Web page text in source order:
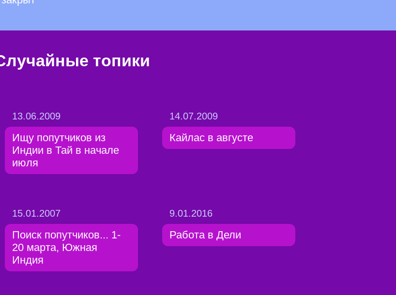
топики
13.06.2009
Ищу попутчиков из
Индии в Тай в начале
июля
14.07.2009
Кайлас в августе
15.01.2007
Поиск попутчиков... 1-
20 марта, Южная
Индия
9.01.2016
Работа в Дели